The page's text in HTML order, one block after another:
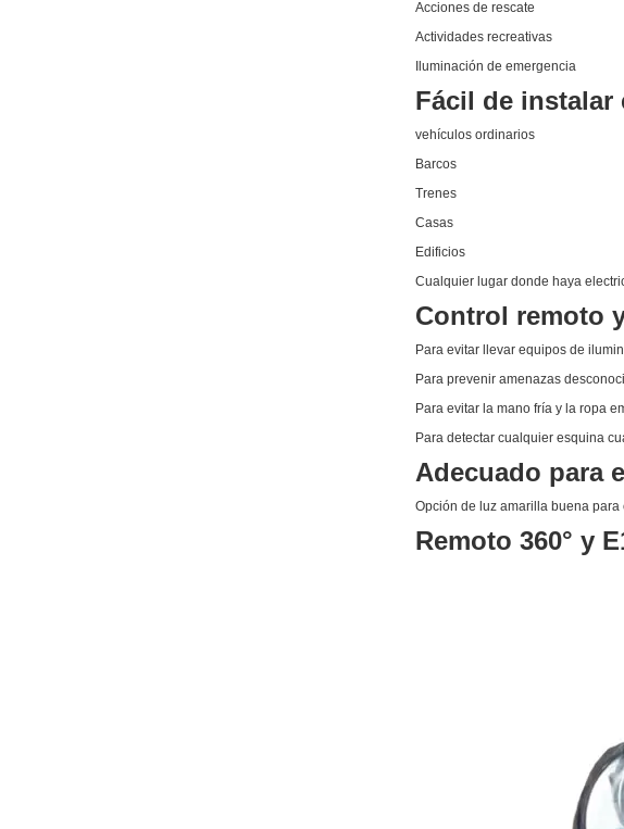
Acciones de rescate
Actividades recreativas
Iluminación de emergencia
Fácil de instalar
vehículos ordinarios
Barcos
Trenes
Casas
Edificios
Cualquier lugar donde haya
Control remoto
Para evitar llevar equipos de
Para prevenir amenazas
Para evitar la mano fría y la ropa
Para detectar cualquier esquina
Adecuado para
Opción de luz amarilla buena
Remoto 360° y